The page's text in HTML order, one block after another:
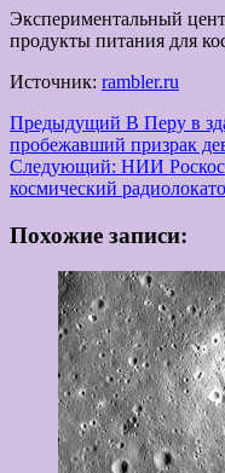
Экспериментальный
продукты питания для
Источник: rambler.ru
Навигация
записи
Предыдущий В Перу в
пробежавший призрак
Следующий: НИИ
космический
Похожие записи: